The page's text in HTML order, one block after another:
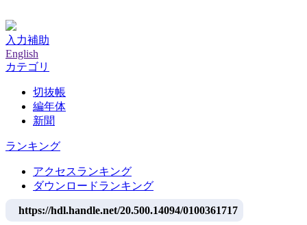
入力補助
English
カテゴリ
切抜帳
編年体
新聞
ランキング
アクセスランキング
ダウンロードランキング
https://hdl.handle.net/20.500.14094/0100361717